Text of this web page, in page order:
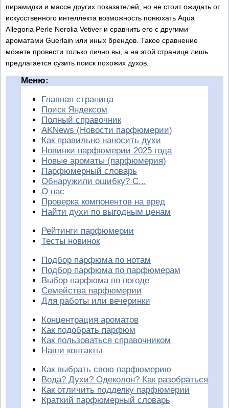
пирамидки и массе других показателей, но не стоит ожидать от
искусственного интеллекта возможность понюхать Aqua
Allegoria Perle Nerolia Vetiver и сравнить его с другими
ароматами Guerlain или иных брендов. Такое сравнение
можете провести только лично вы, а на этой странице лишь
предлагается сузить поиск похожих духов.
Меню:
Главная страница
Поиск Яндексом
Полный справочник
AKNews (Новости парфюмерии)
Как правильно наносить духи
Новинки парфюмерии 2025 года
Новые ароматы (парфюмерия)
Парфюмерный словарь
Обнаружили ошибку? С...
О нас
Проверка компонентов на вред
Найти духи по выгодным ценам
Рейтинги парфюмерии
Тесты новинок
Подбор парфюма по нотам
Подбор парфюма по парфюмерам
Выбор парфюма по погоде
Семейства парфюмерии
Для работы или вечеринки
Концентрация ароматов
Как подобрать парфюм
Как пользоваться справочником
Наши контакты
Как выбрать свою парфюмерию
Вода? Духи? Одеколон? Как разобраться
Как отличить подделку парфюмерии
Краткий парфюмерный словарь